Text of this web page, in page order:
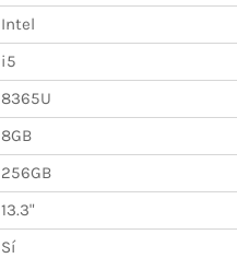
Intel
i5
8365U
8GB
256GB
13.3"
Sí